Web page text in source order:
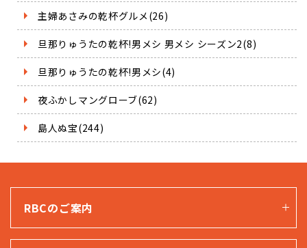
主婦あさみの乾杯グルメ(26)
旦那りゅうたの乾杯!男メシ 男メシ シーズン2(8)
旦那りゅうたの乾杯!男メシ(4)
夜ふかしマングローブ(62)
島人ぬ宝(244)
RBCのご案内